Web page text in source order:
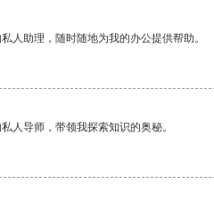
人助理，随时随地为我的办公提供帮助。
人导师，带领我探索知识的奥秘。